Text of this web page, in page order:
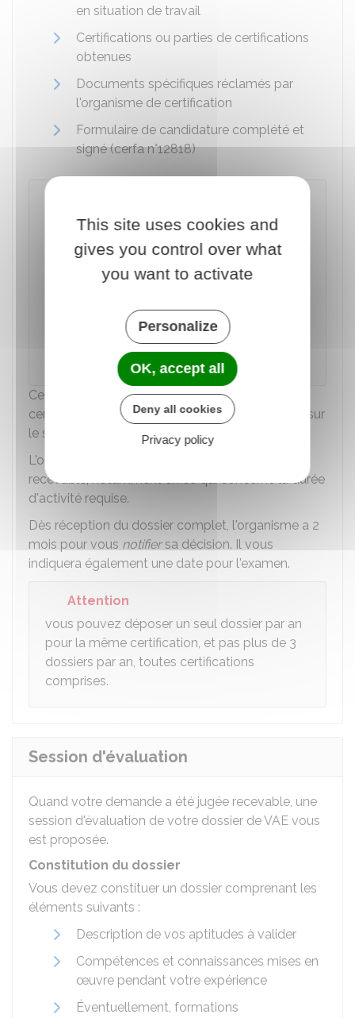
en situation de travail
Certifications ou parties de certifications
obtenues
Documents spécifiques réclamés par
l'organisme de certification
Formulaire de candidature complété et
signé (cerfa n°12818)
l'expérience (VAE) - Demande de
recevabilité
Consultez la notice avant de remplir le
formulaire.
Accéder au Formulaire
Ministère chargé de la formation professionnelle
Ce dossier doit être envoyé à l'organisme
certificateur (vérifiez les conditions de ce dépôt sur
le site internet de cet organisme).
L'organisme va vérifier que le dossier est bien
recevable, notamment en ce qui concerne la durée
d'activité requise.
Dès réception du dossier complet, l'organisme a 2
mois pour vous notifiersa décision. Il vous
indiquera également une date pour l'examen.
Attention
vous pouvez déposer un seul dossier par an
pour la même certification, et pas plus de 3
dossiers par an, toutes certifications
comprises.
Session d'évaluation
Quand votre demande a été jugée recevable, une
session d'évaluation de votre dossier de VAE vous
est proposée.
Constitution du dossier
Vous devez constituer un dossier comprenant les
éléments suivants :
Description de vos aptitudes à valider
Compétences et connaissances mises en
œuvre pendant votre expérience
Éventuellement, formations
This site uses cookies and
gives you control over what
you want to activate
Personalize
OK, accept all
Deny all cookies
Privacy policy